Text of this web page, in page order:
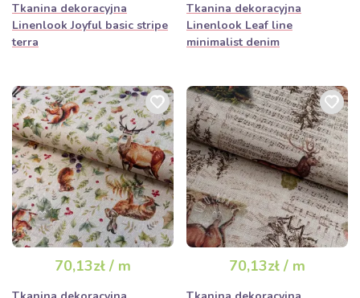
Tkanina dekoracyjna
Linenlook Joyful basic stripe
terra
Tkanina dekoracyjna
Linenlook Leaf line
minimalist denim
70,13zł / m 70,13zł / m